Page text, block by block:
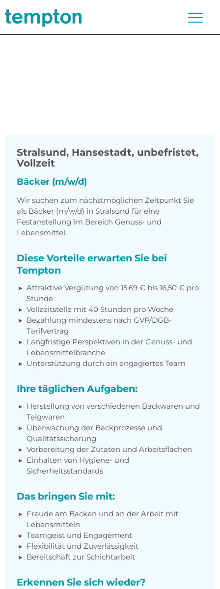
Stralsund, Hansestadt, unbefristet,
Vollzeit
Bäcker (m/w/d)
Wir suchen zum nächstmöglichen Zeitpunkt Sie
als Bäcker (m/w/d) in Stralsund für eine
Festanstellung im Bereich Genuss- und
Lebensmittel.
Diese Vorteile erwarten Sie bei
Tempton
Attraktive Vergütung von 15,69 € bis 16,50 € pro
Stunde
Vollzeitstelle mit 40 Stunden pro Woche
Bezahlung mindestens nach GVP/DGB-
Tarifvertrag
Langfristige Perspektiven in der Genuss- und
Lebensmittelbranche
Unterstützung durch ein engagiertes Team
Ihre täglichen Aufgaben:
Herstellung von verschiedenen Backwaren und
Teigwaren
Überwachung der Backprozesse und
Qualitätssicherung
Vorbereitung der Zutaten und Arbeitsflächen
Einhalten von Hygiene- und
Sicherheitsstandards
Das bringen Sie mit:
Freude am Backen und an der Arbeit mit
Lebensmitteln
Teamgeist und Engagement
Flexibilität und Zuverlässigkeit
Bereitschaft zur Schichtarbeit
Erkennen Sie sich wieder?